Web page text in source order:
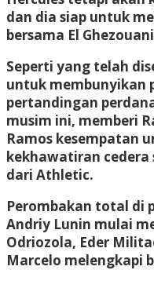
dan dia siap untuk
bersama El
Seperti yang telah
untuk membunyikan
pertandingan
musim ini, memberi
Ramos kesempatan
kekhawatiran
dari Athletic.
Perombakan total di
Andriy Lunin mulai
Odriozola, Eder
Marcelo melengkapi